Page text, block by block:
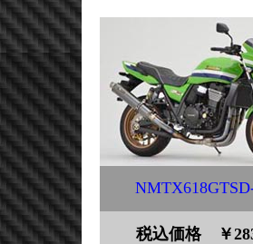
税込価格 ￥